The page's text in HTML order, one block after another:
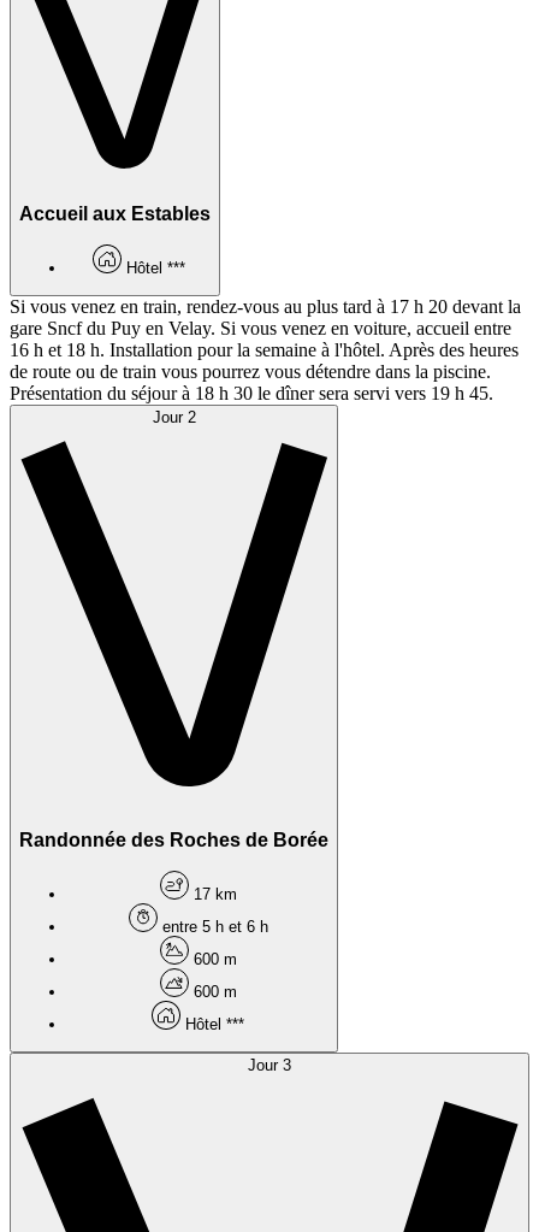
Accueil aux Estables
Hôtel ***
Si vous venez en train, rendez-vous au plus tard à 17 h 20 devant la
gare Sncf du Puy en Velay. Si vous venez en voiture, accueil entre
16 h et 18 h. Installation pour la semaine à l'hôtel. Après des heures
de route ou de train vous pourrez vous détendre dans la piscine.
Présentation du séjour à 18 h 30 le dîner sera servi vers 19 h 45.
Jour 2
Randonnée des Roches de Borée
17 km
entre 5 h et 6 h
600 m
600 m
Hôtel ***
Jour 3